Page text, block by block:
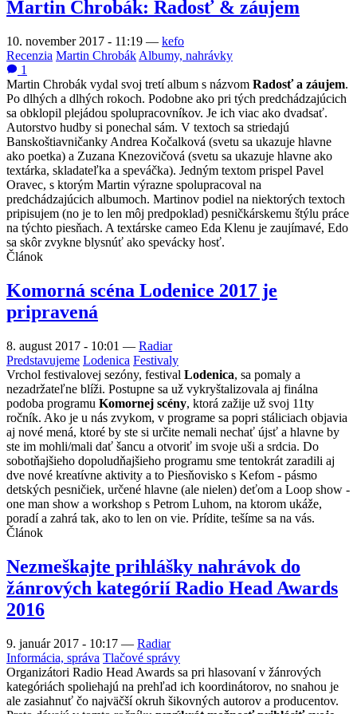
Martin Chrobák: Radosť & záujem
10. november 2017 - 11:19 — kefo
Recenzia Martin Chrobák Albumy, nahrávky
1
Martin Chrobák vydal svoj tretí album s názvom Radosť a záujem.
Po dlhých a dlhých rokoch. Podobne ako pri tých predchádzajúcich
sa obklopil plejádou spolupracovníkov. Je ich viac ako dvadsať.
Autorstvo hudby si ponechal sám. V textoch sa striedajú
Banskoštiavničanky Andrea Kočalková (svetu sa ukazuje hlavne
ako poetka) a Zuzana Knezovičová (svetu sa ukazuje hlavne ako
textárka, skladateľka a speváčka). Jedným textom prispel Pavel
Oravec, s ktorým Martin výrazne spolupracoval na
predchádzajúcich albumoch. Martinov podiel na niektorých textoch
pripisujem (no je to len môj predpoklad) pesničkárskemu štýlu práce
na týchto piesňach. A textárske cameo Eda Klenu je zaujímavé, Edo
sa skôr zvykne blysnúť ako spevácky hosť.
Článok
Komorná scéna Lodenice 2017 je
pripravená
8. august 2017 - 10:01 — Radiar
Predstavujeme Lodenica Festivaly
Vrchol festivalovej sezóny, festival Lodenica, sa pomaly a
nezadržateľne blíži. Postupne sa už vykryštalizovala aj finálna
podoba programu Komornej scény, ktorá zažije už svoj 11ty
ročník. Ako je u nás zvykom, v programe sa popri stáliciach objavia
aj nové mená, ktoré by ste si určite nemali nechať újsť a hlavne by
ste im mohli/mali dať šancu a otvoriť im svoje uši a srdcia. Do
sobotňajšieho dopoludňajšieho programu sme tentokrát zaradili aj
dve nové kreatívne aktivity a to Piesňovisko s Kefom - pásmo
detských pesničiek, určené hlavne (ale nielen) deťom a Loop show -
one man show a workshop s Petrom Luhom, na ktorom ukáže,
poradí a zahrá tak, ako to len on vie. Prídite, tešíme sa na vás.
Článok
Nezmeškajte prihlášky nahrávok do
žánrových kategórií Radio Head Awards
2016
9. január 2017 - 10:17 — Radiar
Informácia, správa Tlačové správy
Organizátori Radio Head Awards sa pri hlasovaní v žánrových
kategóriách spoliehajú na prehľad ich koordinátorov, no snahou je
ale zasiahnuť čo najväčší okruh šikovných autorov a producentov.